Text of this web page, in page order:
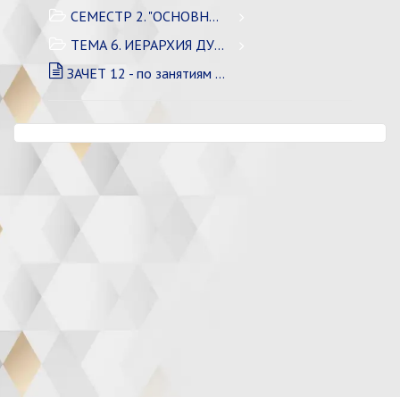
СЕМЕСТР 2. "ОСНОВНЫЕ ВОЗМОЖНОСТИ"
ТЕМА 6. ИЕРАРХИЯ ДУХОВНЫХ ЗАКОНОВ
ЗАЧЕТ 12 - по занятиям 5-8